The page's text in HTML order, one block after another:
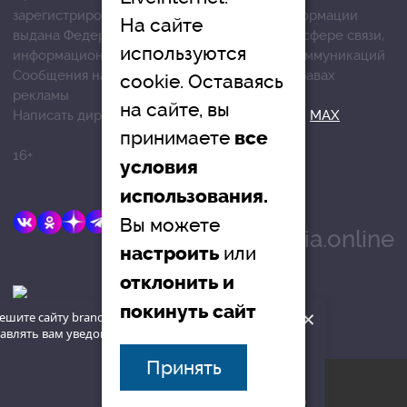
сайту brandrussia.online
вам уведомления на рабочий
Запретить
×
зарегистрированных средств массовой информации
выдана Федеральной службой по надзору в сфере связи,
информационных технологий и массовых коммуникаций
Сообщения на сером фоне размещены на правах
рекламы
Написать директору в телеграм@mazov MAX
16+
E-mail:
info@brandrussia.online
© «Бренды России», 2015
На сайте
используются
cookie. Оставаясь
на сайте, вы
принимаете все
условия
использования.
Вы можете
настроить или
отклонить и
покинуть сайт
Принять